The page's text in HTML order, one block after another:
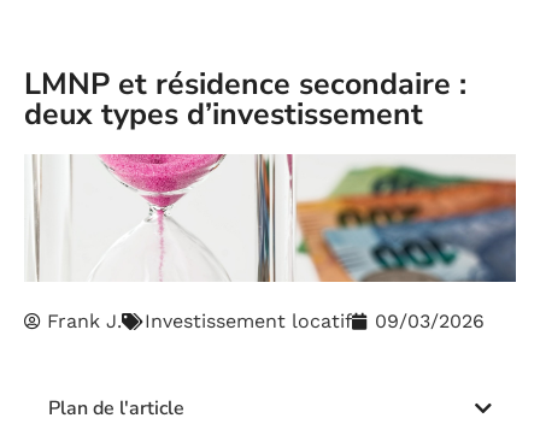
LMNP et résidence secondaire :
deux types d’investissement
Frank J. Investissement locatif 09/03/2026
Plan de l'article